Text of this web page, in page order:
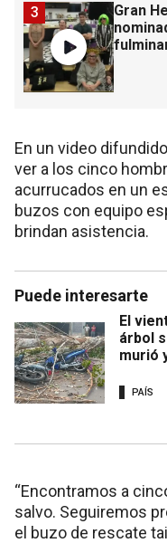
Gran
3
En un video
ver a los cinco
acurrucados en un
buzos con equipo
brindan asistencia.
Puede interesarte
El
árbol
murió
PAÍS
“Encontramos a
salvo. Seguiremos
el buzo de rescate